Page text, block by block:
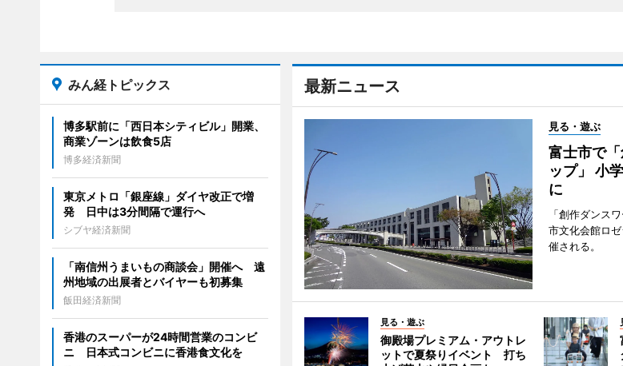
最新ニュース
見る・遊ぶ
富士市で
ップ」 小
に
「創作ダンス
市文化会館ロ
催される。
見る・遊ぶ
御殿場プレミアム・アウトレ
ットで夏祭りイベント 打ち
みん経トピックス
博多駅前に「西日本シティビル」開業、
商業ゾーンは飲食5店
博多経済新聞
東京メトロ「銀座線」ダイヤ改正で増
発 日中は3分間隔で運行へ
シブヤ経済新聞
「南信州うまいもの商談会」開催へ 遠
州地域の出展者とバイヤーも初募集
飯田経済新聞
香港のスーパーが24時間営業のコンビ
ニ 日本式コンビニに香港食文化を